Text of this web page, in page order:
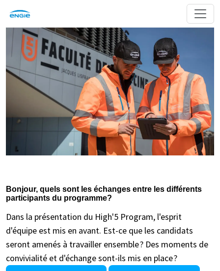
Bonjour, quels sont les échanges entre les différents
participants du programme?
Dans la présentation du High'5 Program, l'esprit
d'équipe est mis en avant. Est-ce que les candidats
seront amenés à travailler ensemble ? Des moments de
convivialité et d'échange sont-ils mis en place ?